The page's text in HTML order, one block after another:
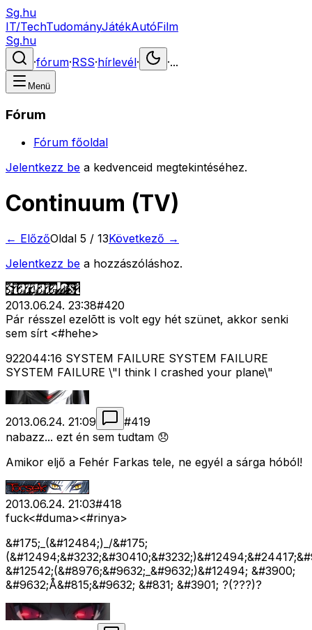
Sg.hu
IT/TechTudományJátékAutóFilm
Sg.hu
·fórum·RSS·hírlevél· ·...
Menü
Fórum
Fórum főoldal
Jelentkezz be a kedvenceid megtekintéséhez.
Continuum (TV)
← ElőzőOldal 5 / 13Következő →
Jelentkezz be a hozzászóláshoz.
2013.06.24. 23:38#420
Pár résszel ezelõtt is volt egy hét szünet, akkor senki
sem sírt <#hehe>
922044:16 SYSTEM FAILURE SYSTEM FAILURE
SYSTEM FAILURE \"I think I crashed your plane\"
2013.06.24. 21:09 #419
nabazz... ezt én sem tudtam 😞
Amikor eljő a Fehér Farkas tele, ne egyél a sárga hóból!
2013.06.24. 21:03#418
fuck<#duma><#rinya>
&#175;_(&#12484;)_/&#175;
&#12542;(&#8976;&#9632;_&#9632;)&#12494; &#3900;
&#9632;Å&#815;&#9632; &#831; &#3901; ?(???)?